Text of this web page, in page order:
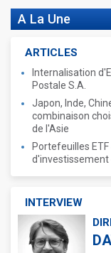
A La Une
ARTICLES
Internalisation
Postale S.A.
Japon, Inde,
combinaison
de l'Asie
Portefeuilles ETF
d'investissement
INTERVIEW